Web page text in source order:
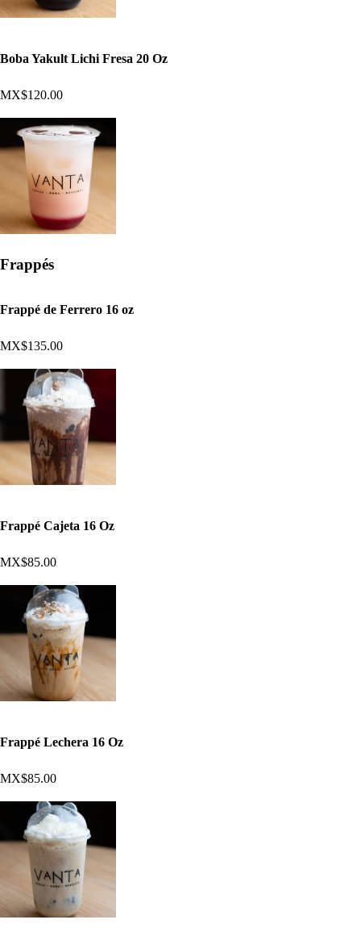
Boba Yakult Lichi Fresa 20 Oz
MX$120.00
Frappés
Frappé de Ferrero 16 oz
MX$135.00
Frappé Cajeta 16 Oz
MX$85.00
Frappé Lechera 16 Oz
MX$85.00